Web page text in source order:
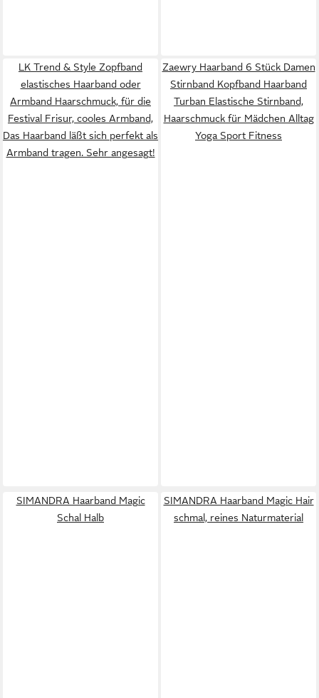
LK Trend & Style Zopfband
elastisches Haarband oder
Armband Haarschmuck, für die
Festival Frisur, cooles Armband,
Das Haarband läßt sich perfekt als
Armband tragen. Sehr angesagt!
Zaewry Haarband 6 Stück Damen
Stirnband Kopfband Haarband
Turban Elastische Stirnband,
Haarschmuck für Mädchen Alltag
Yoga Sport Fitness
SIMANDRA Haarband Magic
Schal Halb
SIMANDRA Haarband Magic Hair
schmal, reines Naturmaterial